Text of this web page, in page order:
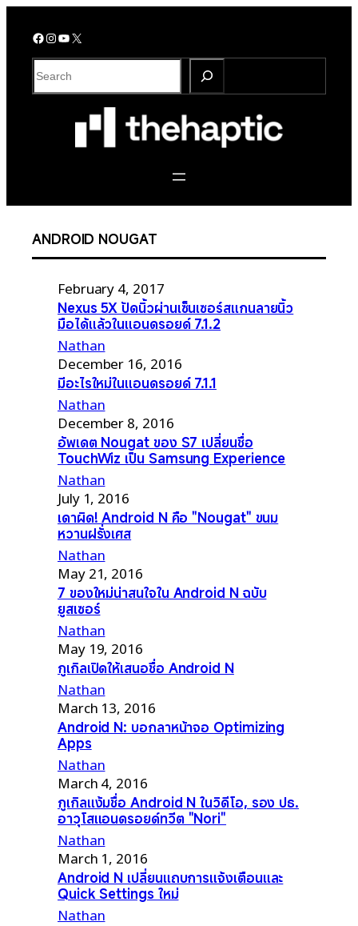
Facebook InstagramYouTube X
S
e
ANDROID NOUGAT
February 4, 2017
Nexus 5X ปัดนิ้วผ่านเซ็นเซอร์สแกนลายนิ้ว
มือได้แล้วในแอนดรอยด์ 7.1.2
Nathan
December 16, 2016
มีอะไรใหม่ในแอนดรอยด์ 7.1.1
Nathan
December 8, 2016
อัพเดต Nougat ของ S7 เปลี่ยนชื่อ
TouchWiz เป็น Samsung Experience
Nathan
July 1, 2016
เดาผิด! Android N คือ "Nougat" ขนม
หวานฝรั่งเศส
Nathan
May 21, 2016
7 ของใหม่น่าสนใจใน Android N ฉบับ
ยูสเซอร์
Nathan
May 19, 2016
กูเกิลเปิดให้เสนอชื่อ Android N
Nathan
March 13, 2016
Android N: บอกลาหน้าจอ Optimizing
Apps
Nathan
March 4, 2016
กูเกิลแง้มชื่อ Android N ในวิดีโอ, รอง ปธ.
อาวุโสแอนดรอยด์ทวีต "Nori"
Nathan
March 1, 2016
Android N เปลี่ยนแถบการแจ้งเตือนและ
Quick Settings ใหม่
Nathan